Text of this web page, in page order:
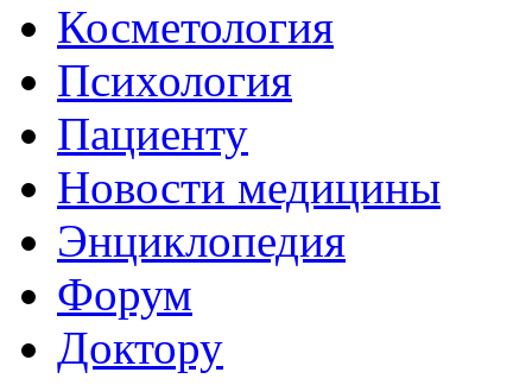
Косметология
Психология
Пациенту
Новости медицины
Энциклопедия
Форум
Доктору